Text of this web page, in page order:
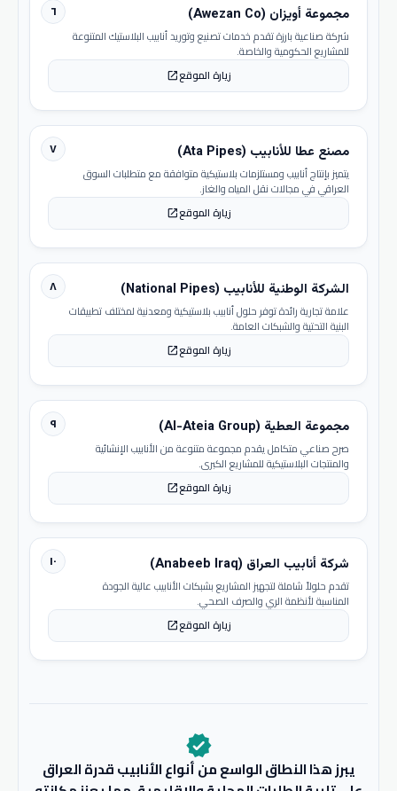
٦ مجموعة أويزان (Awezan Co)
شركة صناعية بارزة تقدم خدمات تصنيع وتوريد أنابيب البلاستيك المتنوعة
للمشاريع الحكومية والخاصة.
زيارة الموقعopen_in_new
٧ مصنع عطا للأنابيب (Ata Pipes)
يتميز بإنتاج أنابيب ومستلزمات بلاستيكية متوافقة مع متطلبات السوق
العراقي في مجالات نقل المياه والغاز.
زيارة الموقعopen_in_new
٨ الشركة الوطنية للأنابيب (National Pipes)
علامة تجارية رائدة توفر حلول أنابيب بلاستيكية ومعدنية لمختلف تطبيقات
البنية التحتية والشبكات العامة.
زيارة الموقعopen_in_new
٩ مجموعة العطية (Al-Ateia Group)
صرح صناعي متكامل يقدم مجموعة متنوعة من الأنابيب الإنشائية
والمنتجات البلاستيكية للمشاريع الكبرى.
زيارة الموقعopen_in_new
١٠ شركة أنابيب العراق (Anabeeb Iraq)
تقدم حلولاً شاملة لتجهيز المشاريع بشبكات الأنابيب عالية الجودة
المناسبة لأنظمة الري والصرف الصحي.
زيارة الموقعopen_in_new
verified
يبرز هذا النطاق الواسع من أنواع الأنابيب قدرة العراق